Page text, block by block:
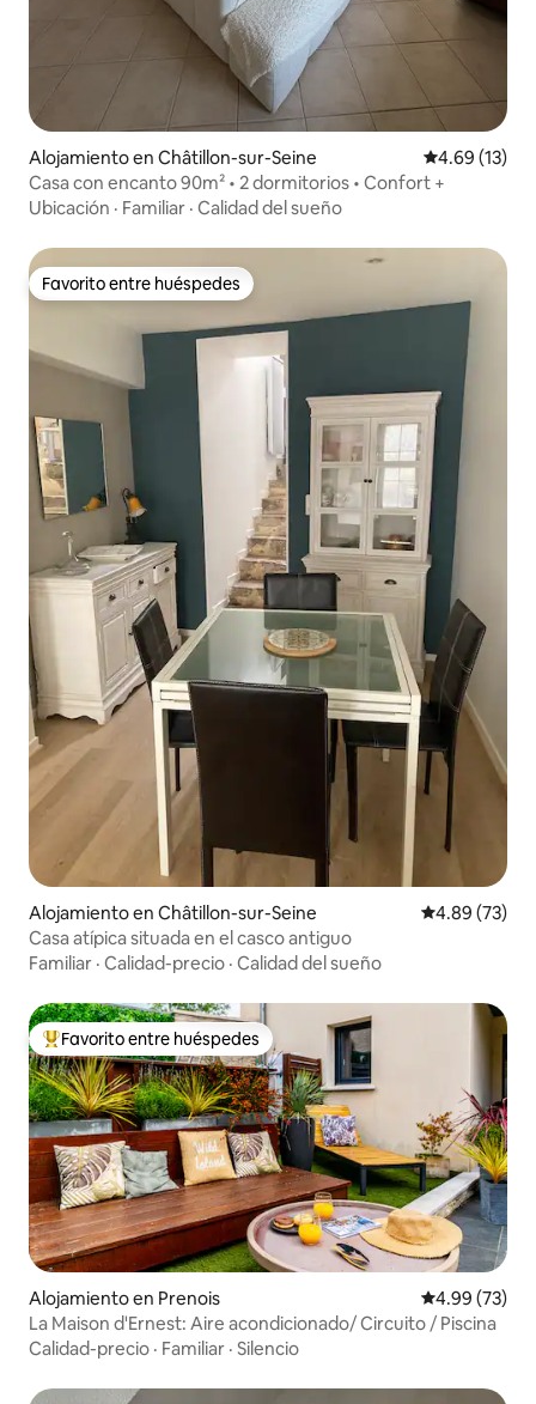
Alojamiento en Châtillon-sur-Seine Calificación
4.69 (13)
Casa con encanto 90m² • 2 dormitorios • Confort +
Ubicación · Familiar · Calidad del sueño
Favorito entre huéspedes
Favorito entre huéspedes
Alojamiento en Châtillon-sur-Seine Calificación
4.89 (73)
Casa atípica situada en el casco antiguo
Familiar · Calidad-precio · Calidad del sueño
Favorito entre huéspedes preferido
Favorito entre huéspedes
Alojamiento en Prenois Calificación
4.99 (73)
La Maison d'Ernest: Aire acondicionado/ Circuito / Piscina
Calidad-precio · Familiar · Silencio